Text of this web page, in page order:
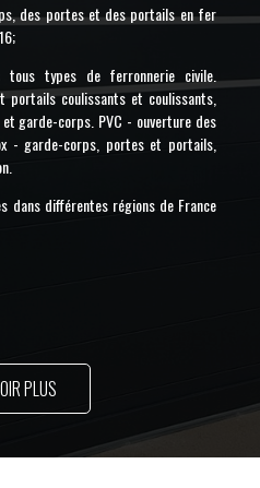
des portes et des portails en fer
tous types de ferronnerie civile.
coulissants et coulissants,
garde-corps. PVC - ouverture des
- garde-corps, portes et portails,
dans différentes régions de France
PLUS